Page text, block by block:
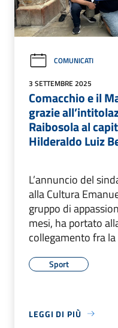
COMUNICATI
3 SETTEMBRE 2025
Comacchio e il
grazie
Raibosola al
Hilderaldo Luiz
L’annuncio del
alla Cultura
gruppo di
mesi, ha portato
collegamento fra
Sport
LEGGI DI PIÙ